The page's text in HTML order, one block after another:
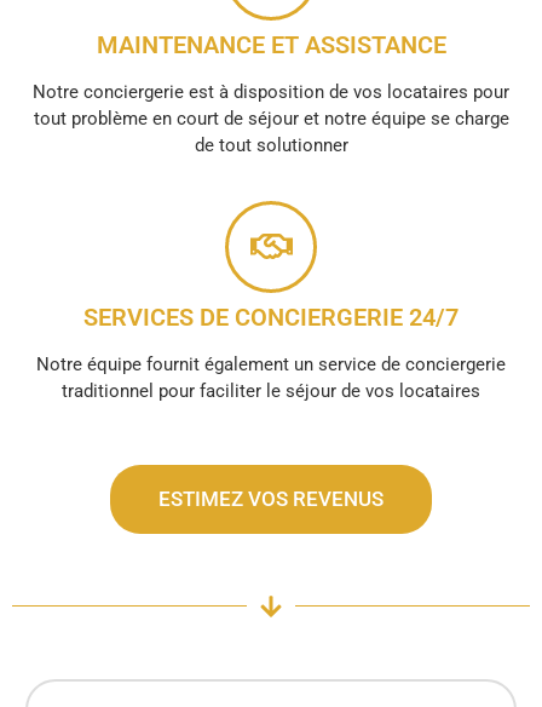
MAINTENANCE ET ASSISTANCE
Notre conciergerie est à disposition de vos locataires pour
tout problème en court de séjour et notre équipe se charge
de tout solutionner
SERVICES DE CONCIERGERIE 24/7
Notre équipe fournit également un service de conciergerie
traditionnel pour faciliter le séjour de vos locataires
ESTIMEZ VOS REVENUS